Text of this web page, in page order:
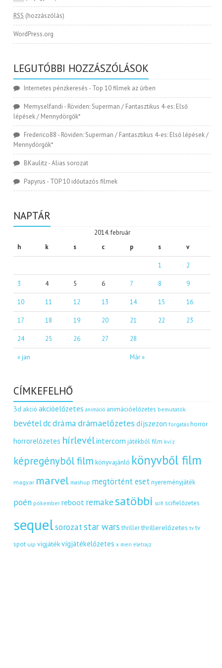
RSS (hozzászólás)
WordPress.org
LEGUTÓBBI HOZZÁSZÓLÁSOK
Internetes pénzkeresés - Top 10 filmek az űrben
Memyselfandi - Röviden: Superman / Fantasztikus 4-es: Első
lépések / Mennydörgők*
Frederico88 - Röviden: Superman / Fantasztikus 4-es: Első lépések /
Mennydörgők*
BKaulitz-Alias sorozat
Papyrus - TOP 10 időutazós filmek
NAPTÁR
2014. február
h
k s c p s v
« jan Már »
1 2
3 4 5 6 7 8 9
10 11 12 13 14 15 16
17 18 19 20 21 22 23
24 25 26 27 28
CÍMKEFELHŐ
3d akció akcióelőzetes animáció animációelőzetes bemutatók
bevételdcdráma drámaelőzetes díjszezon forgatás horror
horrorelőzetes hírlevélintercom játékból film kvíz
képregényből film könyvajánló könyvből film
magyar marvel mashup megtörtént eset nyereményjáték
poén pókember reboot remakesatöbbi scifi scifielőzetes
sequelsorozatstar wars thriller thrillerelőzetes tv tv
spot uip vígjátékvígjátékelőzetes x men életrajz